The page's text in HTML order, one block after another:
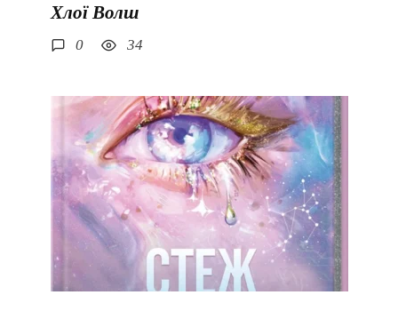
Хлої Волш
0 34